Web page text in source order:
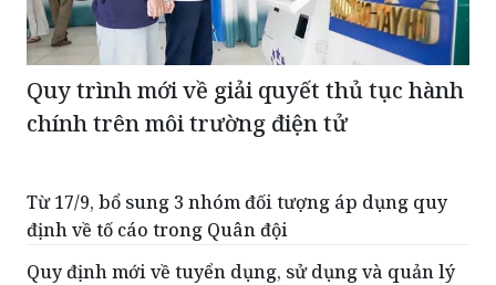
Quy trình mới về giải quyết thủ tục hành
chính trên môi trường điện tử
Từ 17/9, bổ sung 3 nhóm đối tượng áp dụng quy
định về tố cáo trong Quân đội
Quy định mới về tuyển dụng, sử dụng và quản lý